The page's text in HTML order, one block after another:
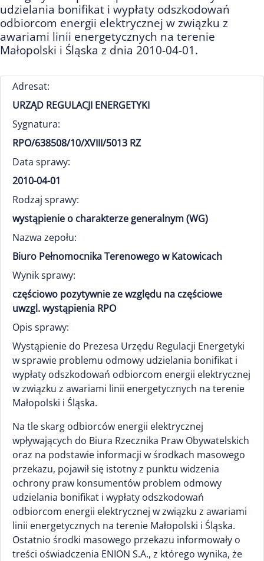
udzielania bonifikat i wypłaty odszkodowań
odbiorcom energii elektrycznej w związku z
awariami linii energetycznych na terenie
Małopolski i Śląska z dnia 2010-04-01.
Adresat:
URZĄD REGULACJI ENERGETYKI
Sygnatura:
RPO/638508/10/XVIII/5013 RZ
Data sprawy:
2010-04-01
Rodzaj sprawy:
wystąpienie o charakterze generalnym (WG)
Nazwa zepołu:
Biuro Pełnomocnika Terenowego w Katowicach
Wynik sprawy:
częściowo pozytywnie ze względu na częściowe
uwzgl. wystąpienia RPO
Opis sprawy:
Wystąpienie do Prezesa Urzędu Regulacji Energetyki
w sprawie problemu odmowy udzielania bonifikat i
wypłaty odszkodowań odbiorcom energii elektrycznej
w związku z awariami linii energetycznych na terenie
Małopolski i Śląska.
Na tle skarg odbiorców energii elektrycznej
wpływających do Biura Rzecznika Praw Obywatelskich
oraz na podstawie informacji w środkach masowego
przekazu, pojawił się istotny z punktu widzenia
ochrony praw konsumentów problem odmowy
udzielania bonifikat i wypłaty odszkodowań
odbiorcom energii elektrycznej w związku z awariami
linii energetycznych na terenie Małopolski i Śląska.
Ostatnio środki masowego przekazu informowały o
treści oświadczenia ENION S.A., z którego wynika, że